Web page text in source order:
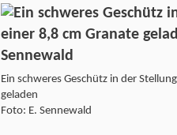
Ein schweres Geschütz in der
geladen
Foto: E. Sennewald